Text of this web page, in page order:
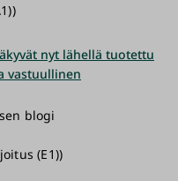
nyt lähellä tuotettu
vastuullinen
blogi
(E1))